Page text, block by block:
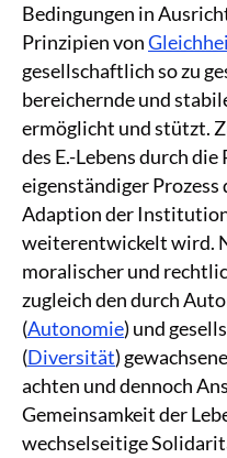
Bedingungen in
Prinzipien von
gesellschaftlich so zu
bereichernde und
ermöglicht und stützt.
des E.-Lebens durch die
eigenständiger
Adaption der
weiterentwickelt wird.
moralischer und
zugleich den durch
(Autonomie) und
(Diversität)
achten und dennoch
Gemeinsamkeit der
wechselseitige